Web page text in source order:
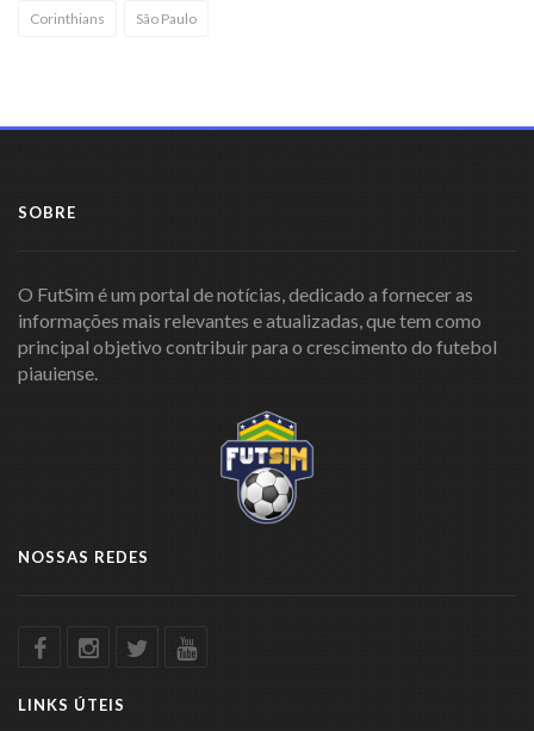
Corinthians São Paulo
SOBRE
O FutSim é um portal de notícias, dedicado a fornecer as
informações mais relevantes e atualizadas, que tem como
principal objetivo contribuir para o crescimento do futebol
piauiense.
NOSSAS REDES
LINKS ÚTEIS